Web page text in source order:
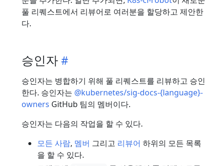
풀 리퀘스트에서 리뷰어로 여러분을 할당하고 제안한
다.
승인자
승인자는 병합하기 위해 풀 리퀘스트를 리뷰하고 승인
한다. 승인자는 @kubernetes/sig-docs-{language}-
owners GitHub 팀의 멤버이다.
승인자는 다음의 작업을 할 수 있다.
모든 사람, 멤버 그리고 리뷰어 하위의 모든 목록
을 할 수 있다.